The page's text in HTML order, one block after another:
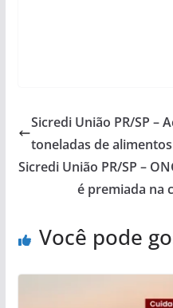
Sicredi União PR/SP –
toneladas de
Sicredi União PR/SP –
é premiada na
Você pode